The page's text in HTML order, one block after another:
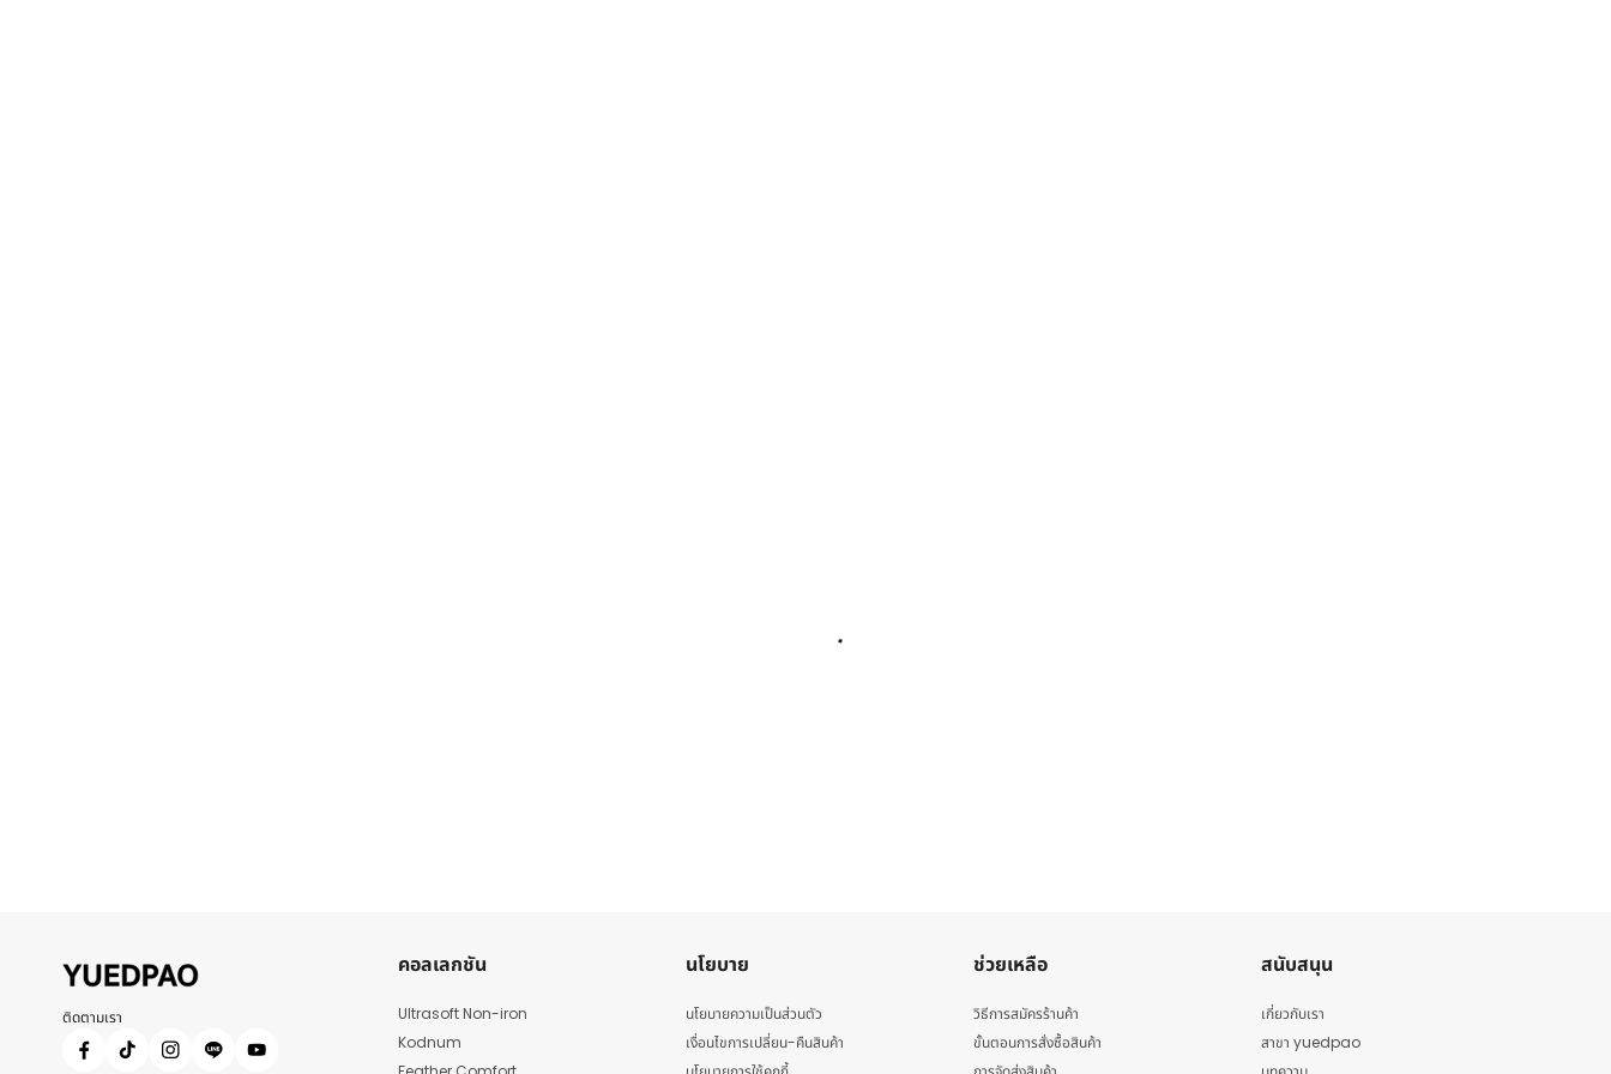
ติดตามเรา
คอลเลกชัน
Ultrasoft Non-iron
Kodnum
นโยบาย
นโยบายความเป็นส่วนตัว
เงื่อนไขการเปลี่ยน-คืนสินค้า
ช่วยเหลือ
วิธีการสมัครร้านค้า
ขั้นตอนการสั่งซื้อสินค้า
สนับสนุน
เกี่ยวกับเรา
สาขา yuedpao